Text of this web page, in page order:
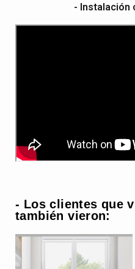
- Instalación
- Los clientes que
también vieron: